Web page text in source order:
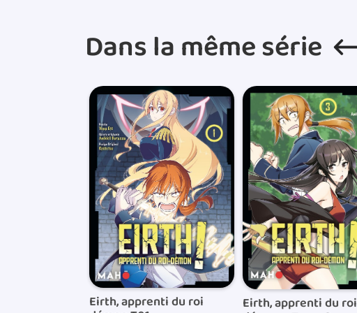
Dans la même série
Eirth, apprenti du roi Eirth, apprenti du roi